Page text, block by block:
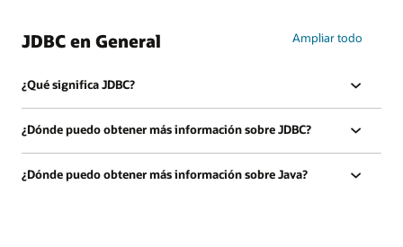
JDBC en General Ampliar todo
¿Qué significa JDBC?
¿Dónde puedo obtener más información sobre JDBC?
¿Dónde puedo obtener más información sobre Java?